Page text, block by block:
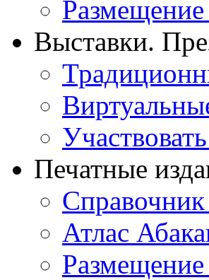
Выставки.
Печатные
Атлас